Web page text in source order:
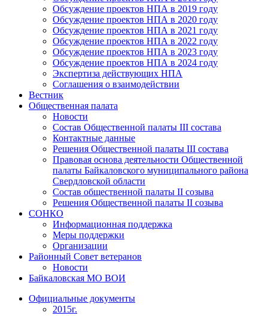
Обсуждение проектов НПА в 2019 году
Обсуждение проектов НПА в 2020 году
Обсуждение проектов НПА в 2021 году
Обсуждение проектов НПА в 2022 году
Обсуждение проектов НПА в 2023 году
Обсуждение проектов НПА в 2024 году
Экспертиза действующих НПА
Соглашения о взаимодействии
Вестник
Общественная палата
Новости
Состав Общественной палаты III состава
Контактные данные
Решения Общественной палаты III состава
Правовая основа деятельности Общественной
палаты Байкаловского муниципального района
Свердловской области
Состав общественной палаты II созыва
Решения Общественной палаты II созыва
СОНКО
Информационная поддержка
Меры поддержки
Организации
Районный Совет ветеранов
Новости
Байкаловская МО ВОИ
Официальные документы
2015г.